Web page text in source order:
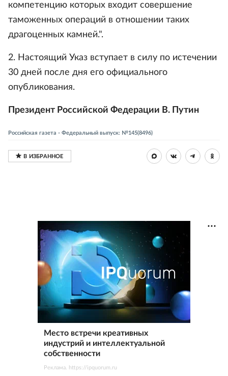
компетенцию которых входит совершение
таможенных операций в отношении таких
драгоценных камней.".
2. Настоящий Указ вступает в силу по истечении
30 дней после дня его официального
опубликования.
Президент Российской Федерации В. Путин
Российская газета - Федеральный выпуск: №145(8496)
Место встречи креативных
индустрий и интеллектуальной
собственности
Реклама. https://ipquorum.ru